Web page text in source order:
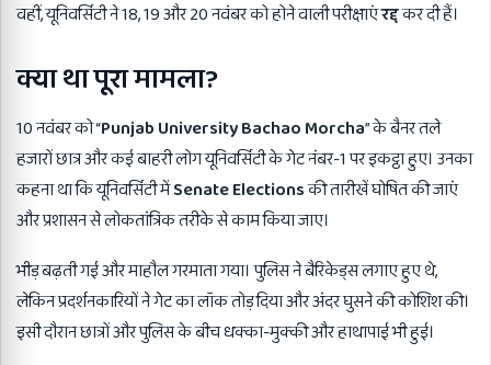
वहीं, यूनिवर्सिटी ने 18, 19 और 20 नवंबर को होने वाली परीक्षाएंरद्दकर दी हैं।
क्या था पूरा मामला?
10 नवंबर को “Punjab University Bachao Morcha” के बैनर तले
हजारों छात्र और कई बाहरी लोग यूनिवर्सिटी के गेट नंबर-1 पर इकट्ठा हुए। उनका
कहना था कि यूनिवर्सिटी मेंSenate Electionsकी तारीखें घोषित की जाएं
और प्रशासन से लोकतांत्रिक तरीके से काम किया जाए।
भीड़ बढ़ती गई और माहौल गरमाता गया। पुलिस ने बैरिकेड्स लगाए हुए थे,
लेकिन प्रदर्शनकारियों ने गेट का लॉक तोड़ दिया और अंदर घुसने की कोशिश की।
इसी दौरान छात्रों और पुलिस के बीच धक्का-मुक्की और हाथापाई भी हुई।